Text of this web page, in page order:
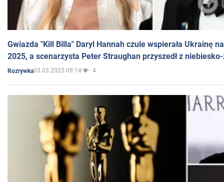
Gwiazda "Kill Billa" Daryl Hannah czule wspierała Ukrainę
2025, a scenarzysta Peter Straughan przyszedł z
Rozrywka03.03.2025 09:14 4